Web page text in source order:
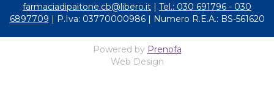
farmaciadipaitone.cb@libero.it
Tel.: 030 691796 - 030
6897709 | P.Iva: 03770000986 | Numero R.E.A.: BS-561620
Powered by Prenofa
Web Design